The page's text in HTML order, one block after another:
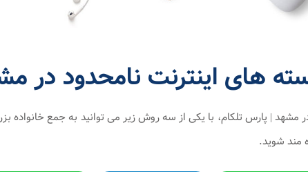
های اینترنت نامحدود در
مشهد | پارس تلکام، با یکی از سه روش زیر می توانید به جمع خانواده
مند شوید.